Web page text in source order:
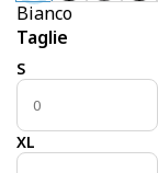
Bianco
Taglie
S
XL